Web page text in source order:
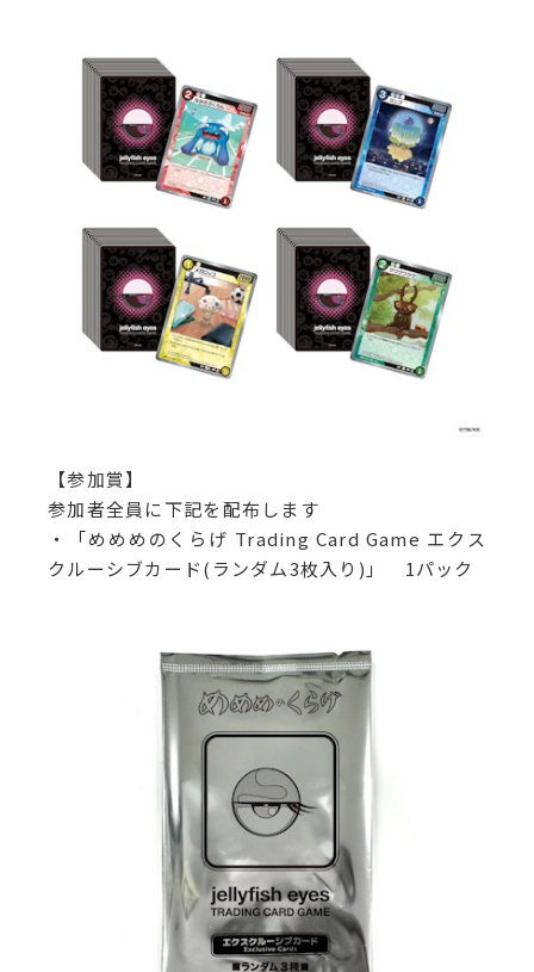
【参加賞】
参加者全員に下記を配布します
・「めめめのくらげ Trading Card Game エクス
クルーシブカード(ランダム3枚入り)」 1パック